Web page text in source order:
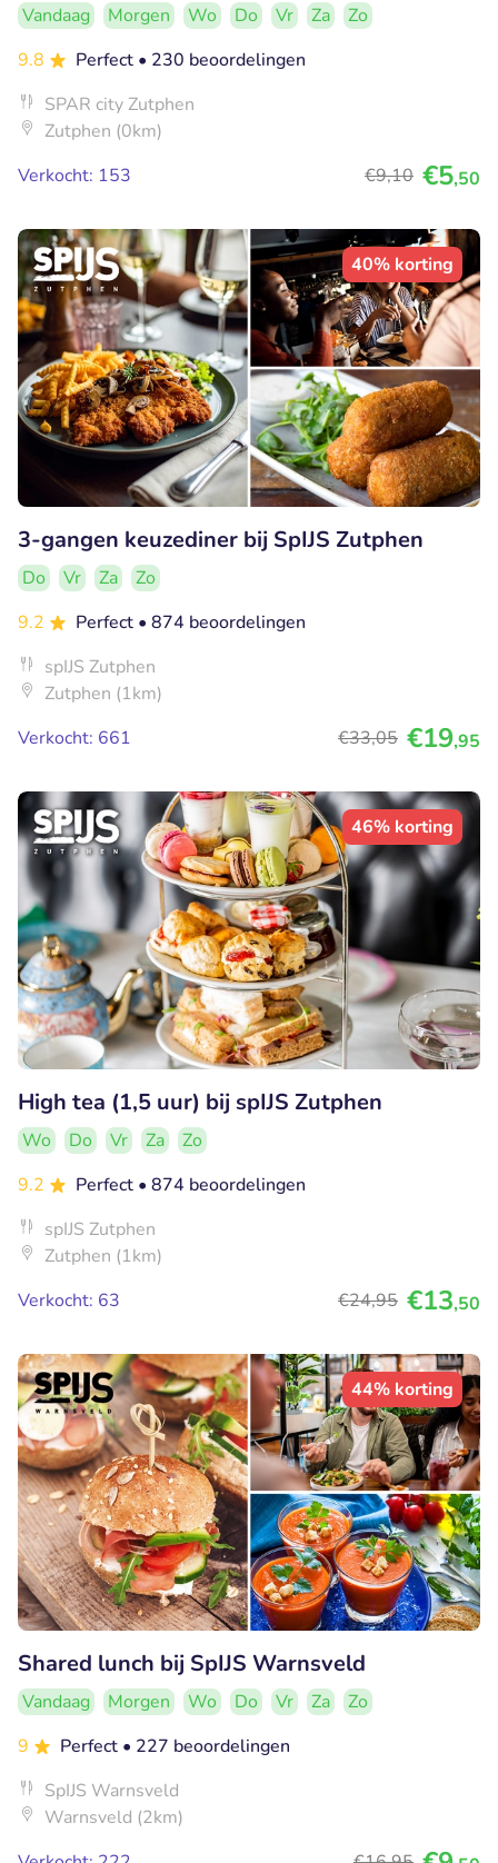
Vandaag Morgen Wo Do Vr Za
Zo
9.8
Perfect • 230 beoordelingen
SPAR city Zutphen
Zutphen (0km)
Verkocht: 153
€9,10 €5,50
40% korting
3-gangen keuzediner bij SpIJS Zutphen
Do Vr Za
Zo
9.2
Perfect • 874 beoordelingen
spIJS Zutphen
Zutphen (1km)
Verkocht: 661
€33,05 €19,95
46% korting
High tea (1,5 uur) bij spIJS Zutphen
Wo Do Vr Za
Zo
9.2
Perfect • 874 beoordelingen
spIJS Zutphen
Zutphen (1km)
Verkocht: 63
€24,95 €13,50
44% korting
Shared lunch bij SpIJS Warnsveld
Vandaag Morgen Wo Do Vr Za
Zo
9
Perfect • 227 beoordelingen
SpIJS Warnsveld
Warnsveld (2km)